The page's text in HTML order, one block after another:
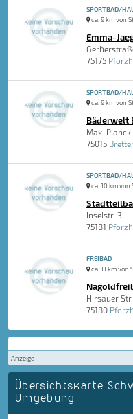
SPORTBAD/
ca. 9 km von
Emma-
75175
SPORTBAD/
ca. 9 km von
Bäderwelt
Max-
75015
SPORTBAD/
ca. 10 km
Inselstr. 3
75181
FREIBAD
ca. 11 km
Hirsauer
75180
Anzeige
Übersichtskarte
Umgebung